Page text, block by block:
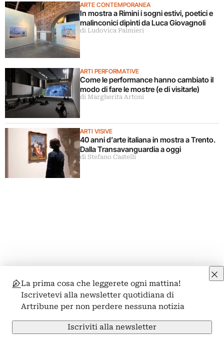
ARTE CONTEMPORANEA
In mostra a Rimini i sogni estivi, poetici e
malinconici dipinti da Luca Giovagnoli
di Ludovica Palmieri
ARTI PERFORMATIVE
Come le performance hanno cambiato il
modo di fare le mostre (e di visitarle)
di Margherita Artoni
ARTI VISIVE
40 anni d’arte italiana in mostra a Trento.
Dalla Transavanguardia a oggi
di Stefano Castelli
La prima cosa che leggerete ogni mattina!
Iscrivetevi alla newsletter quotidiana di
Artribune per non perdere nessuna notizia
Iscriviti alla newsletter